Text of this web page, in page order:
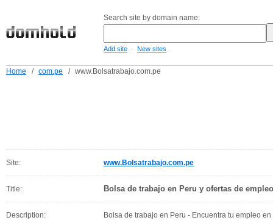
Search site by domain name:
Add site - New sites
Home / com.pe / www.Bolsatrabajo.com.pe
Site: www.Bolsatrabajo.com.pe
Title: Bolsa de trabajo en Peru y ofertas de
Description:
Bolsa de trabajo en Peru - Encuentra tu empleo